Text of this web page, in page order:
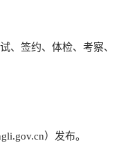
、签约、体检、考察、
）发布。